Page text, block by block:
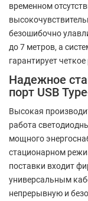
временном
безошибочно
до 7 метров, а
гарантирует
Надежное
порт USB
Высокая
работа
мощного
стационарном
поставки входит
универсальным
непрерывную и